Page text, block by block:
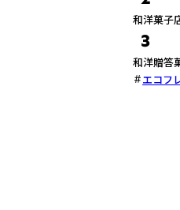
和洋菓子
3
和洋贈答
エコフ